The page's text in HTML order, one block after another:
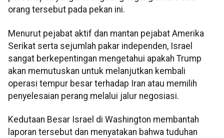
orang tersebut pada pekan ini.
Menurut pejabat aktif dan mantan pejabat Amerika
Serikat serta sejumlah pakar independen, Israel
sangat berkepentingan mengetahui apakah Trump
akan memutuskan untuk melanjutkan kembali
operasi tempur besar terhadap Iran atau memilih
penyelesaian perang melalui jalur negosiasi.
Kedutaan Besar Israel di Washington membantah
laporan tersebut dan menyatakan bahwa tuduhan